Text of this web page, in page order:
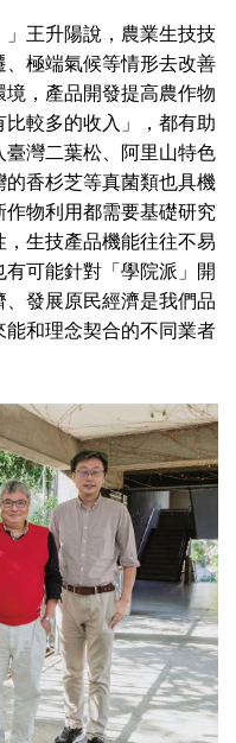
」王升陽說，農業生技技
極端氣候等情形去改善
，產品開發提高農作物
較多的收入」，都有助
灣二葉松、阿里山特色
香杉芝等真菌類也具機
物利用都需要基礎研究
生技產品機能往往不易
可能針對「學院派」開
發展原民經濟是我們品
和理念契合的不同業者